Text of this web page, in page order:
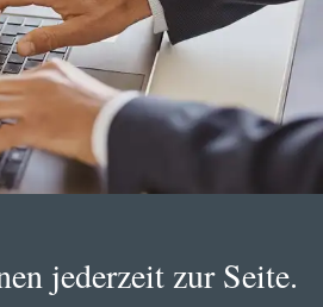
jederzeit zur Seite.